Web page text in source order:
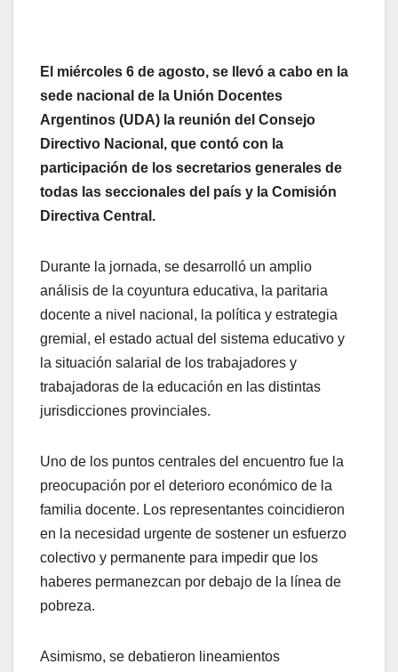
El miércoles 6 de agosto, se llevó a cabo en la
sede nacional de la Unión Docentes
Argentinos (UDA) la reunión del Consejo
Directivo Nacional, que contó con la
participación de los secretarios generales de
todas las seccionales del país y la Comisión
Directiva Central.
Durante la jornada, se desarrolló un amplio
análisis de la coyuntura educativa, la paritaria
docente a nivel nacional, la política y estrategia
gremial, el estado actual del sistema educativo y
la situación salarial de los trabajadores y
trabajadoras de la educación en las distintas
jurisdicciones provinciales.
Uno de los puntos centrales del encuentro fue la
preocupación por el deterioro económico de la
familia docente. Los representantes coincidieron
en la necesidad urgente de sostener un esfuerzo
colectivo y permanente para impedir que los
haberes permanezcan por debajo de la línea de
pobreza.
Asimismo, se debatieron lineamientos